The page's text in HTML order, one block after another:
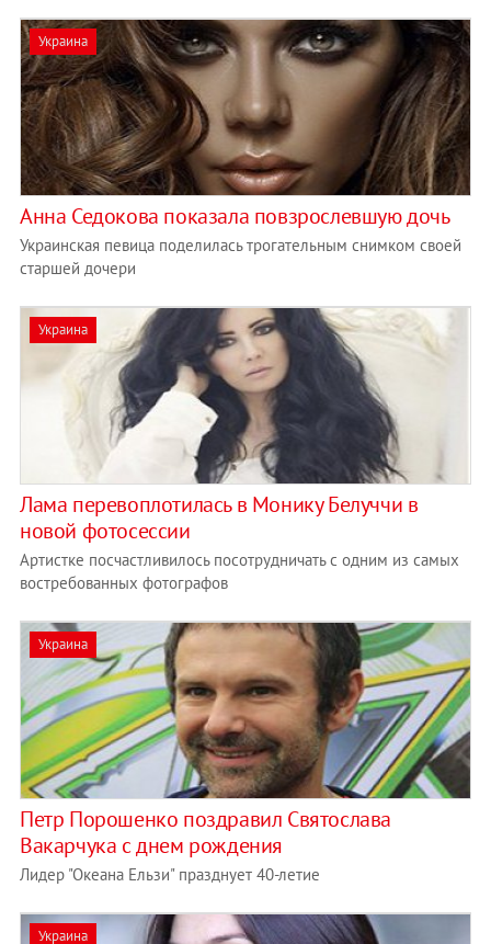
Украина
Анна Седокова показала повзрослевшую дочь
Украинская певица поделилась трогательным снимком своей
старшей дочери
Украина
Лама перевоплотилась в Монику Белуччи в
новой фотосессии
Артистке посчастливилось посотрудничать с одним из самых
востребованных фотографов
Украина
Петр Порошенко поздравил Святослава
Вакарчука с днем рождения
Лидер "Океана Ельзи" празднует 40-летие
Украина